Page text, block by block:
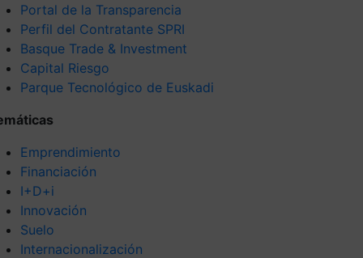
Portal de la Transparencia
Perfil del Contratante SPRI
Basque Trade & Investment
Capital Riesgo
Parque Tecnológico de Euskadi
Emprendimiento
Financiación
I+D+i
Innovación
Suelo
Internacionalización